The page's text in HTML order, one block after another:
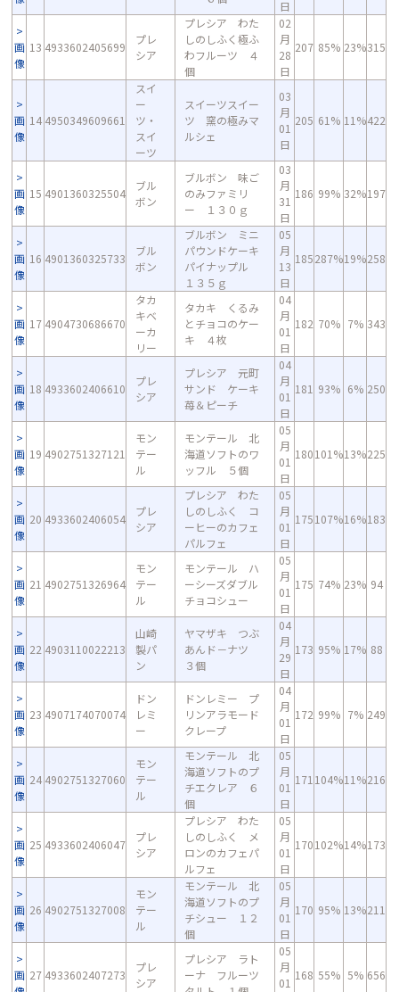
日
画
像
13 4933602405699
プレ
シア
プレシア わた
しのしふく極ふ
わフルーツ ４
個
02
月
28
日
207 85% 23%315
画
像
14 4950349609661
スイ
ー
ツ・
スイ
ーツ
スイーツスイー
ツ 窯の極みマ
ルシェ
03
月
01
日
205 61% 11%422
画
像
15 4901360325504
ブル
ボン
ブルボン 味ご
のみファミリ
ー １３０ｇ
03
月
31
日
186 99% 32%197
画
像
16 4901360325733
ブル
ボン
ブルボン ミニ
パウンドケーキ
パイナップル
１３５ｇ
05
月
13
日
185287%19%258
画
像
17 4904730686670
タカ
キベ
ーカ
リー
タカキ くるみ
とチョコのケー
キ ４枚
04
月
01
日
182 70% 7% 343
画
像
18 4933602406610
プレ
シア
プレシア 元町
サンド ケーキ
苺＆ピーチ
04
月
01
日
181 93% 6% 250
画
像
19 4902751327121
モン
テー
ル
モンテール 北
海道ソフトのワ
ッフル ５個
05
月
01
日
180101%13%225
画
像
20 4933602406054
プレ
シア
プレシア わた
しのしふく コ
ーヒーのカフェ
パルフェ
05
月
01
日
175107%16%183
画
像
21 4902751326964
モン
テー
ル
モンテール ハ
ーシーズダブル
チョコシュー
05
月
01
日
175 74% 23% 94
画
像
22 4903110022213
山崎
製パ
ン
ヤマザキ つぶ
あんド－ナツ
３個
04
月
29
日
173 95% 17% 88
画
像
23 4907174070074
ドン
レミ
ー
ドンレミー プ
リンアラモード
クレープ
04
月
01
日
172 99% 7% 249
画
像
24 4902751327060
モン
テー
ル
モンテール 北
海道ソフトのプ
チエクレア ６
個
05
月
01
日
171 104%11%216
画
像
25 4933602406047
プレ
シア
プレシア わた
しのしふく メ
ロンのカフェパ
ルフェ
05
月
01
日
170102%14%173
画
像
26 4902751327008
モン
テー
ル
モンテール 北
海道ソフトのプ
チシュー １２
個
05
月
01
日
170 95% 13%211
画 27 4933602407273
プレ
シア
プレシア ラト
ーナ フルーツ
05
月
01
168 55% 5% 656